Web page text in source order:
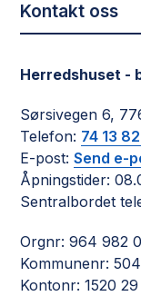
Kontakt oss
Herredshuset -
Sørsivegen 6,
Telefon: 74 13
E-post:Send e-
Åpningstider:
Sentralbordet
Orgnr: 964 982
Kommunenr:
Kontonr: 1520 29